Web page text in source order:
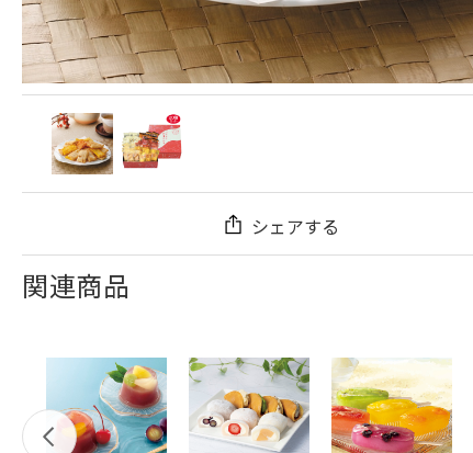
シェアする
関連商品